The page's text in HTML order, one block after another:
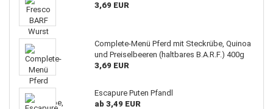
3,69 EUR
Complete-Menü Pferd mit Steckrübe, Quinoa
und Preiselbeeren (haltbares B.A.R.F.) 400g
3,69 EUR
Escapure Puten Pfandl
ab 3,49 EUR